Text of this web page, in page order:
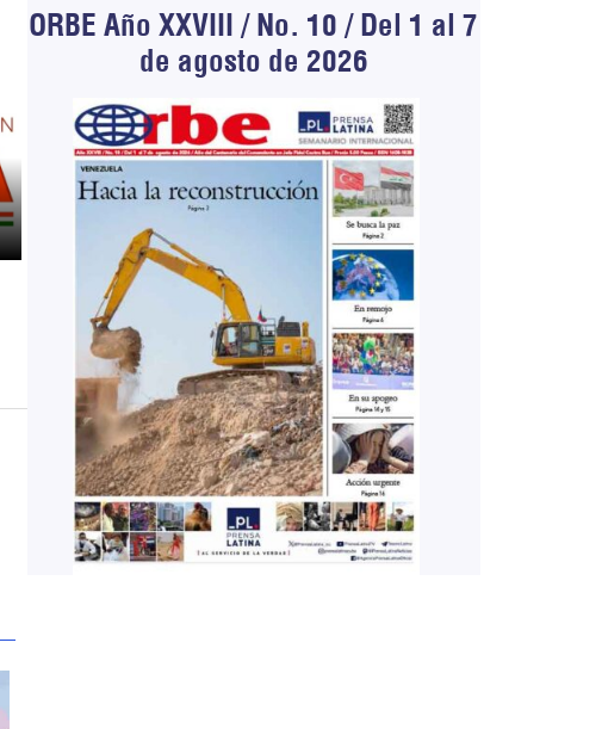
ORBE Año XXVIII / No. 10 / Del 1 al 7
de agosto de 2026